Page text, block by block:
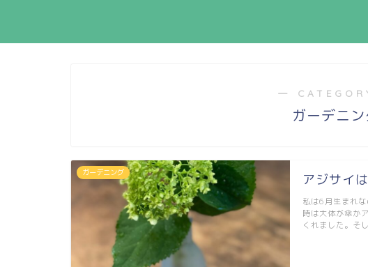
―
ガーデニ
ガーデニング アジサイ
私は6月生まれ
時は大体が傘か
くれました。そ